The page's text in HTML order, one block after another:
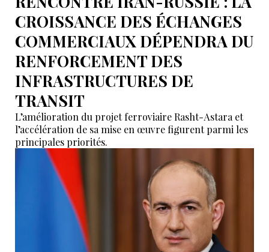
CROISSANCE DES ÉCHANGES
COMMERCIAUX DÉPENDRA DU
RENFORCEMENT DES
INFRASTRUCTURES DE
TRANSIT
L’amélioration du projet ferroviaire Rasht-Astara et
l’accélération de sa mise en œuvre figurent parmi les
principales priorités.